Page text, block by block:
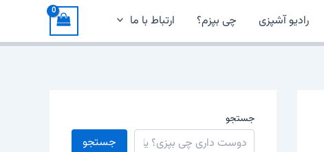
رادیو آشپزی چی بپزم؟ ارتباط با ما
جستجو
جستجو